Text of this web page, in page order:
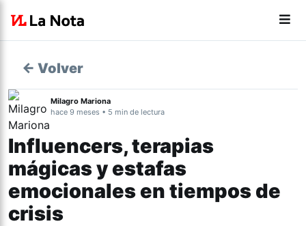
← Volver
Milagro Mariona
hace 9 meses • 5 min de lectura
Influencers, terapias
mágicas y estafas
emocionales en tiempos de
crisis